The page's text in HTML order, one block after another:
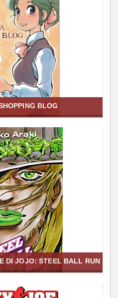
BLOG
DI JOJO: STEEL BALL RUN